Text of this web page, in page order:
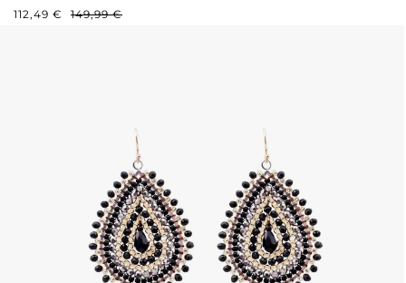
PRIX DE VENTE :
112,49 € PRIX RÉGULIER :
149,99 €